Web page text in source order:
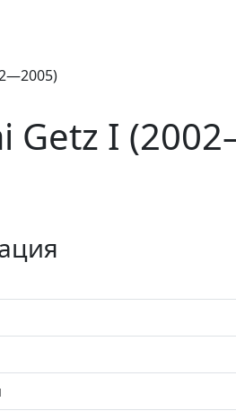
Getz I